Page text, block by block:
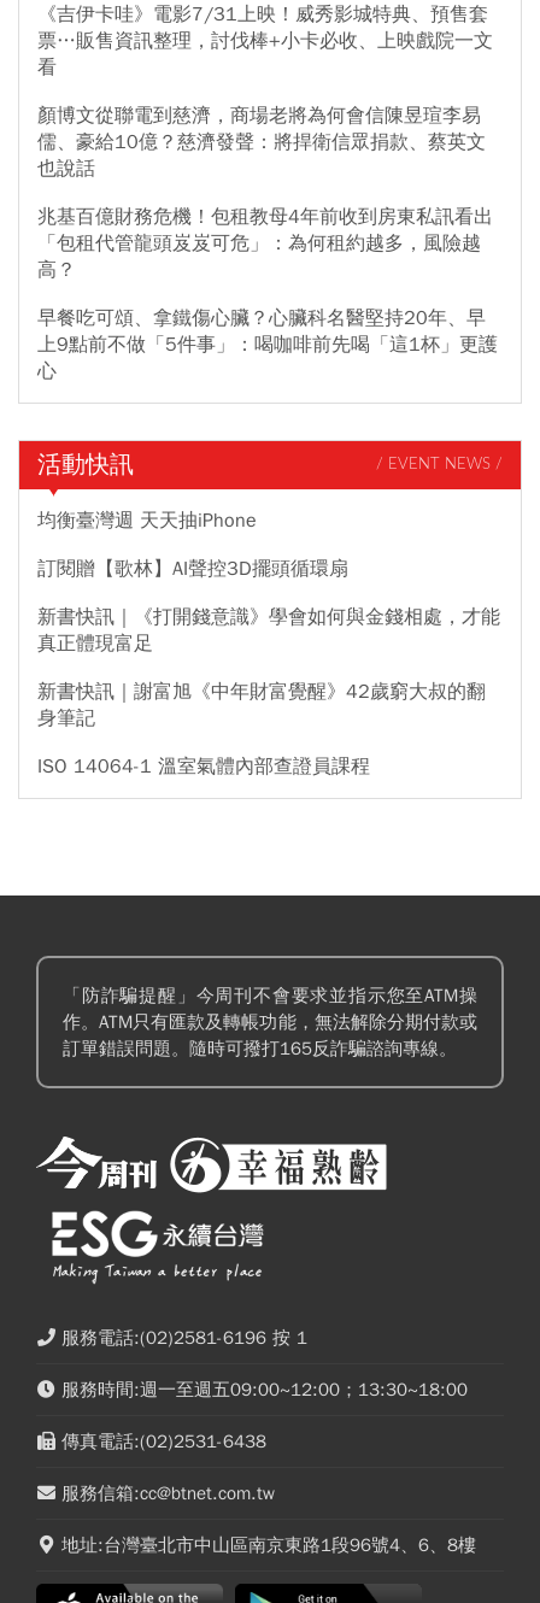
《吉伊卡哇》電影7/31上映！威秀影城特典、預售套
票…販售資訊整理，討伐棒+小卡必收、上映戲院一文
看
顏博文從聯電到慈濟，商場老將為何會信陳昱瑄李易
儒、豪給10億？慈濟發聲：將捍衛信眾捐款、蔡英文
也說話
兆基百億財務危機！包租教母4年前收到房東私訊看出
「包租代管龍頭岌岌可危」：為何租約越多，風險越
高？
早餐吃可頌、拿鐵傷心臟？心臟科名醫堅持20年、早
上9點前不做「5件事」：喝咖啡前先喝「這1杯」更護
心
活動快訊 / EVENT NEWS /
均衡臺灣週 天天抽iPhone
訂閱贈【歌林】AI聲控3D擺頭循環扇
新書快訊｜《打開錢意識》學會如何與金錢相處，才能
真正體現富足
新書快訊｜謝富旭《中年財富覺醒》42歲窮大叔的翻
身筆記
ISO 14064-1 溫室氣體內部查證員課程
「防詐騙提醒」今周刊不會要求並指示您至ATM操
作。ATM只有匯款及轉帳功能，無法解除分期付款或
訂單錯誤問題。隨時可撥打165反詐騙諮詢專線。
服務電話:(02)2581-6196 按 1
服務時間:週一至週五09:00~12:00；13:30~18:00
傳真電話:(02)2531-6438
服務信箱:cc@btnet.com.tw
地址:台灣臺北市中山區南京東路1段96號4、6、8樓